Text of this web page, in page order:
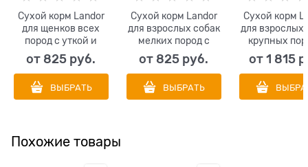
Сухой корм Landor
для щенков всех
пород с уткой и
рисом Puppy All
Breed Duck with Rice
от 825 руб.
ВЫБРАТЬ
Сухой корм Landor
для взрослых собак
мелких пород с
уткой и рисом Dog
Adult Small Breed
от 825 руб.
ВЫБРАТЬ
Сухой корм
для взрослых
крупных
ягненком и
Dog Adult
Rice
от 1 815
Похожие товары